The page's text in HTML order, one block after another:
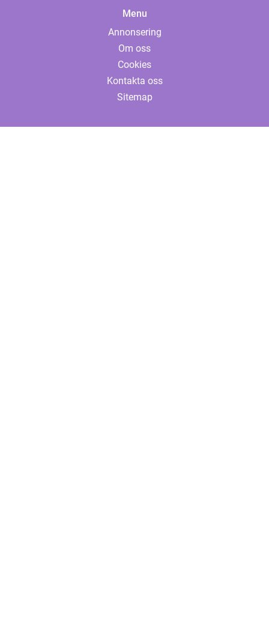
Menu
Annonsering
Om oss
Cookies
Kontakta oss
Sitemap